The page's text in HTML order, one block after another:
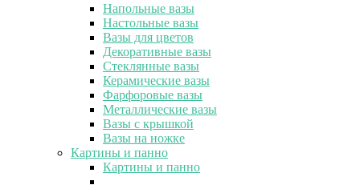
Напольные вазы
Настольные вазы
Вазы для цветов
Декоративные вазы
Стеклянные вазы
Керамические вазы
Фарфоровые вазы
Металлические вазы
Вазы с крышкой
Вазы на ножке
Картины и панно
Картины и панно